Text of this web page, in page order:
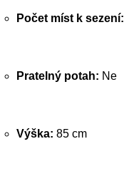
Počet míst k sezení:
Pratelný potah: Ne
Výška: 85 cm